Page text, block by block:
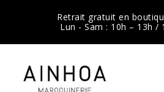
Retrait gratuit en
Lun - Sam : 10h – 13h /